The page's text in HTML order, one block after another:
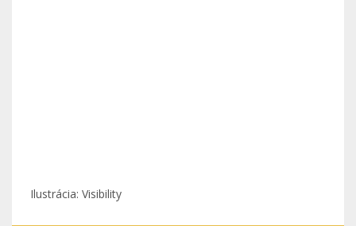
Ilustrácia: Visibility